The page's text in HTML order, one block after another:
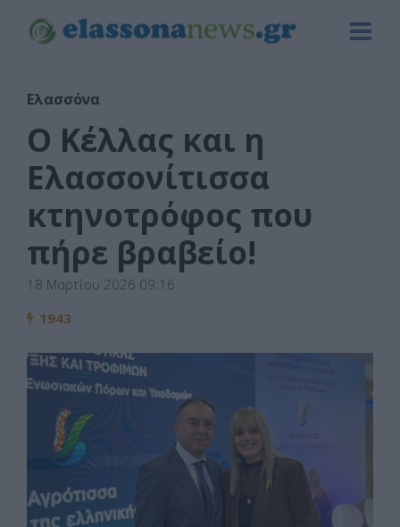
Ελασσόνα
Ο Κέλλας και η
Ελασσονίτισσα
κτηνοτρόφος που
πήρε βραβείο!
18 Μαρτίου 2026 09:16
1943